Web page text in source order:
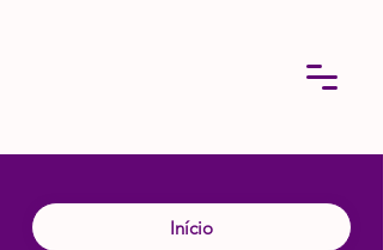
Início